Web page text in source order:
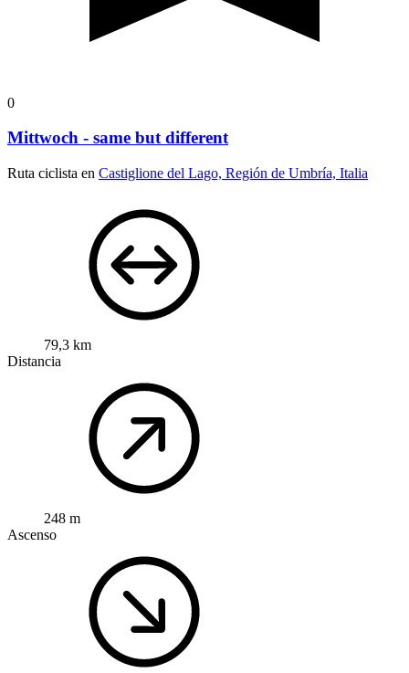
0
Mittwoch - same but different
Ruta ciclista en Castiglione del Lago, Región de Umbría, Italia
79,3 km
Distancia
248 m
Ascenso